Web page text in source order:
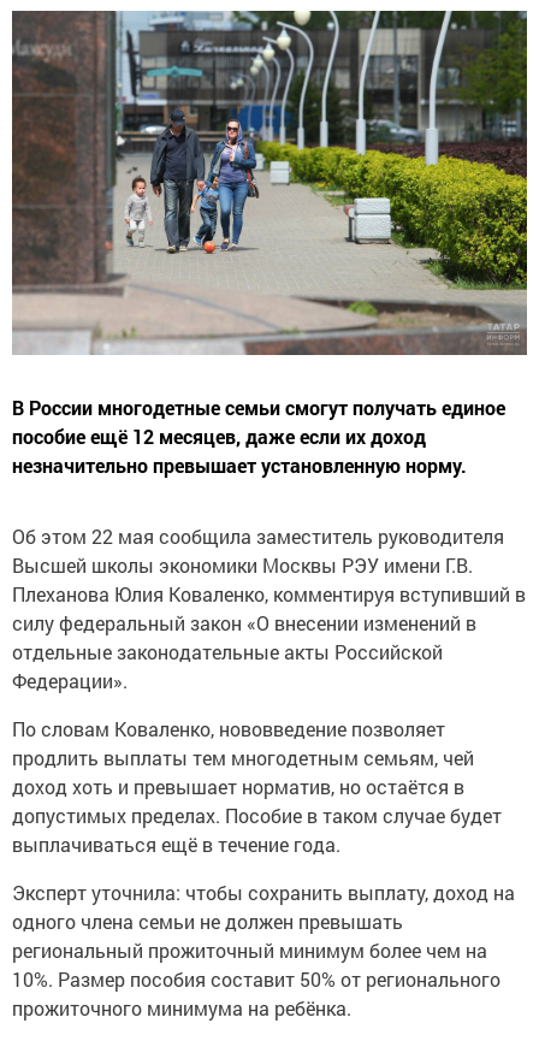
В России многодетные семьи смогут получать единое
пособие ещё 12 месяцев, даже если их доход
незначительно превышает установленную норму.
Об этом 22 мая сообщила заместитель руководителя
Высшей школы экономики Москвы РЭУ имени Г.В.
Плеханова Юлия Коваленко, комментируя вступивший в
силу федеральный закон «О внесении изменений в
отдельные законодательные акты Российской
Федерации».
По словам Коваленко, нововведение позволяет
продлить выплаты тем многодетным семьям, чей
доход хоть и превышает норматив, но остаётся в
допустимых пределах. Пособие в таком случае будет
выплачиваться ещё в течение года.
Эксперт уточнила: чтобы сохранить выплату, доход на
одного члена семьи не должен превышать
региональный прожиточный минимум более чем на
10%. Размер пособия составит 50% от регионального
прожиточного минимума на ребёнка.